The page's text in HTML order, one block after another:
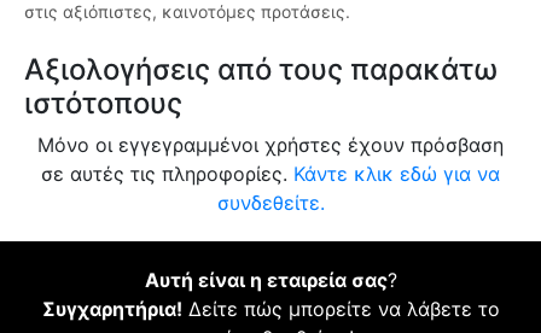
στις αξιόπιστες, καινοτόμες προτάσεις.
Αξιολογήσεις από τους παρακάτω
ιστότοπους
Μόνο οι εγγεγραμμένοι χρήστες έχουν πρόσβαση
σε αυτές τις πληροφορίες. Κάντε κλικ εδώ για να
συνδεθείτε.
Αυτή είναι η εταιρεία σας?
Συγχαρητήρια! Δείτε πώς μπορείτε να λάβετε το